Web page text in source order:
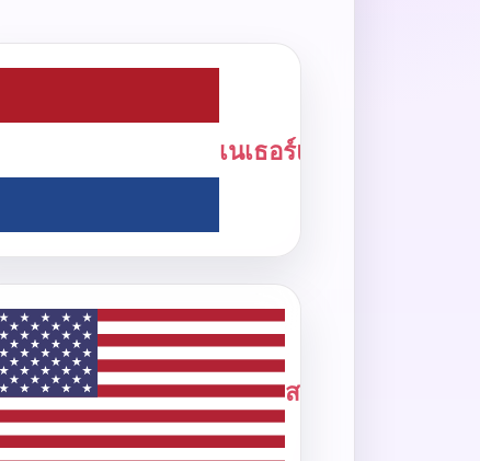
เนเธอร์แลนด์
สหรัฐอเมริกา